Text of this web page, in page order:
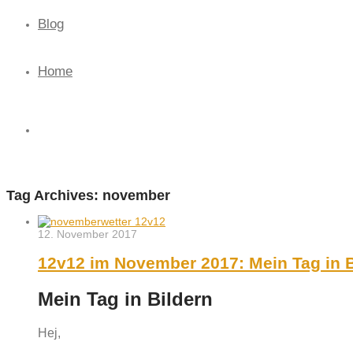
Blog
Home
Tag Archives: november
12. November 2017
12v12 im November 2017: Mein Tag in
Mein Tag in Bildern
Hej,